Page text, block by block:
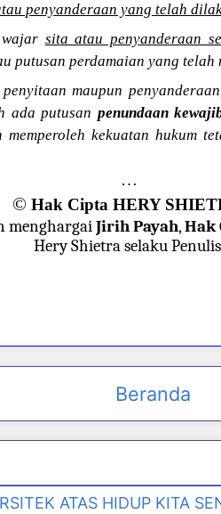
penyanderaan yang telah
sita atau penyanderaan
putusan perdamaian yang telah
maupun
ada putusan penundaan
memperoleh kekuatan hukum
…
© Hak Cipta HERY
menghargaiJirih Payah,Hak
Hery Shietra selaku
Beranda
ATAS HIDUP KITA